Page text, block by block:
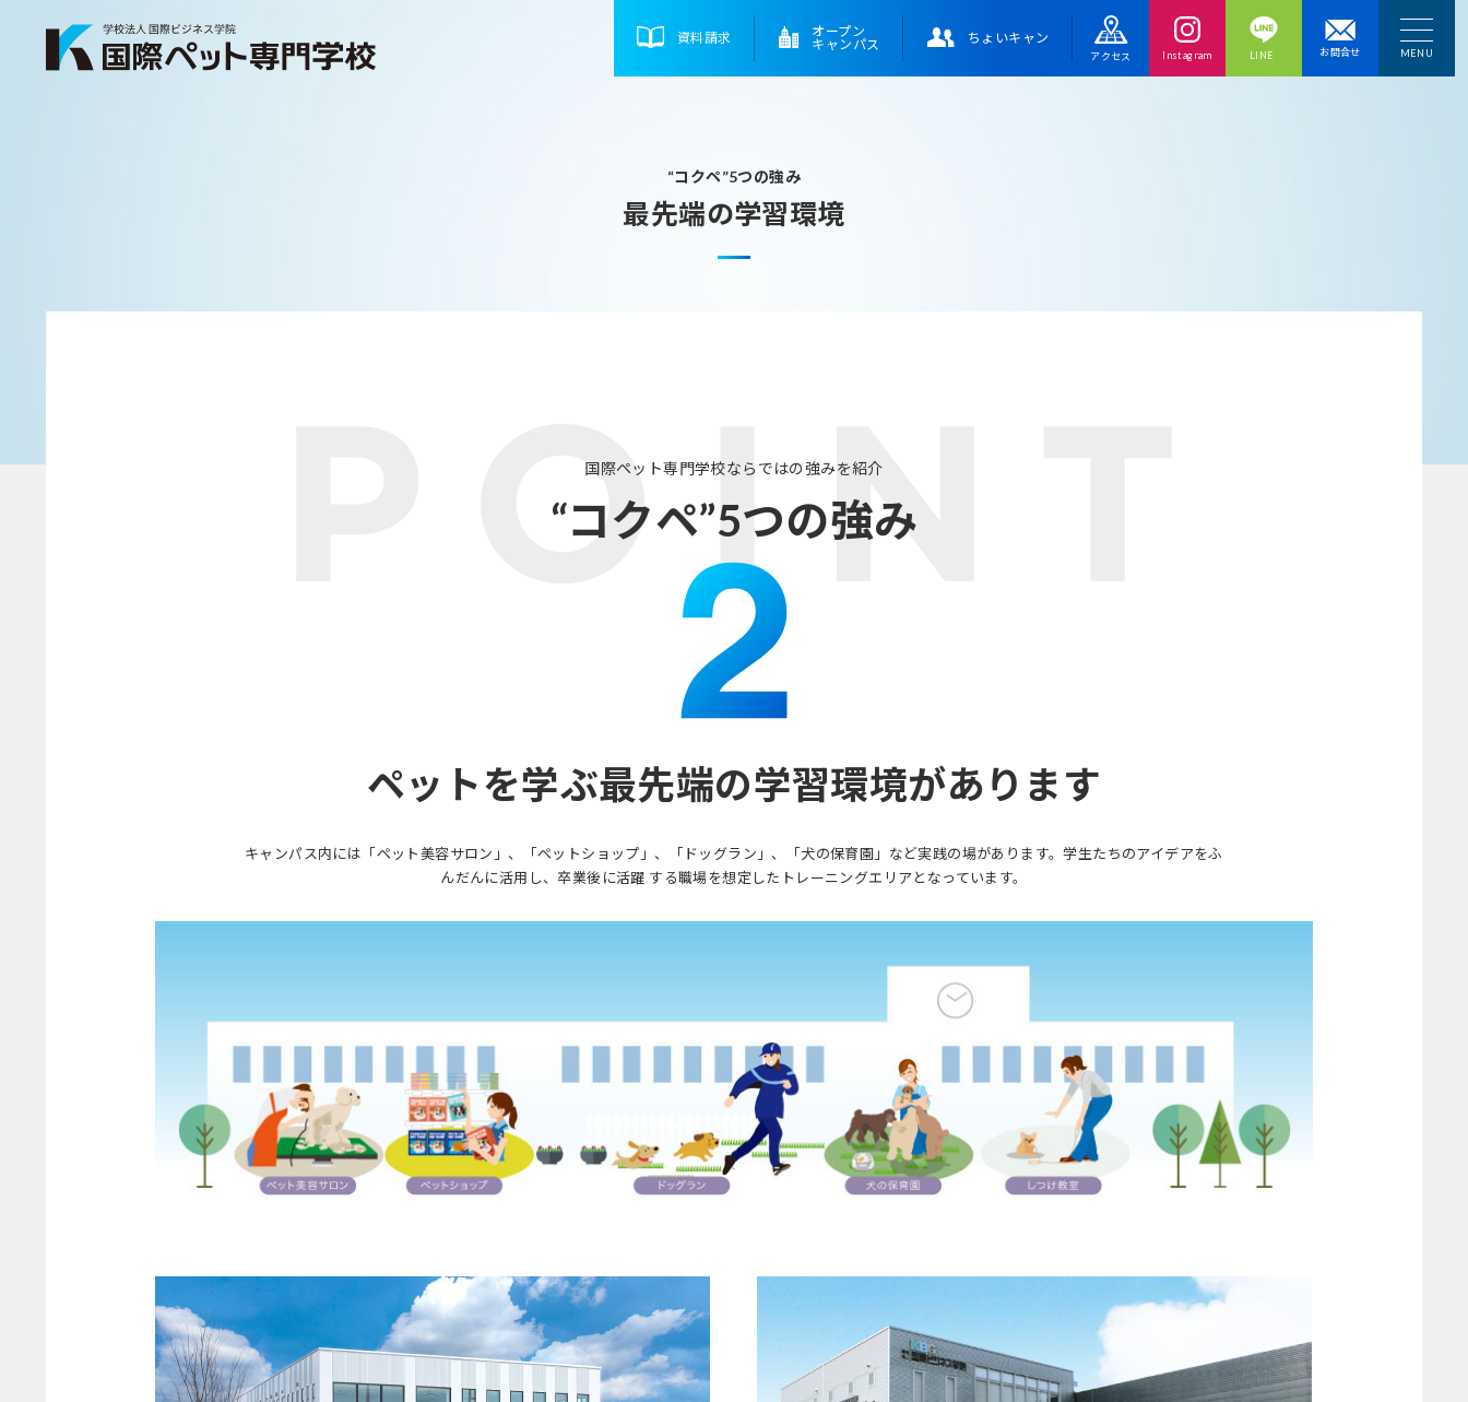
資料請求
オープン
キャンパス
ちょいキャン
アクセス Instagram LINE お問合せ
“コクペ”5つの強み
最先端の学習環境
国際ペット専門学校ならではの強みを紹介
“コクペ”5つの強み
ペットを学ぶ最先端の学習環境があります
キャンパス内には「ペット美容サロン」、「ペットショップ」、「ドッグラン」、「犬の保育園」など実践の場があります。学生たちのアイデアをふ
んだんに活用し、卒業後に活躍 する職場を想定したトレーニングエリアとなっています。